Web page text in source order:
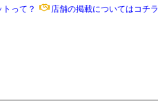
って？ 店舗の掲載についてはコチラ